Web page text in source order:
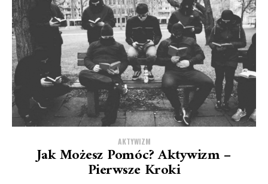
AKTYWIZM
Jak Możesz Pomóc? Aktywizm –
Pierwsze Kroki